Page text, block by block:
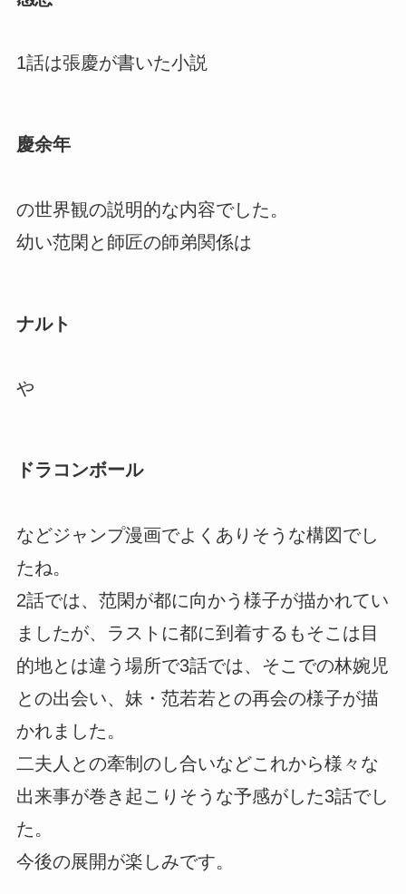
1話は張慶が書いた小説
慶余年
の世界観の説明的な内容でした。
幼い范閑と師匠の師弟関係は
ナルト
や
ドラコンボール
などジャンプ漫画でよくありそうな構図でし
たね。
2話では、范閑が都に向かう様子が描かれてい
ましたが、ラストに都に到着するもそこは目
的地とは違う場所で3話では、そこでの林婉児
との出会い、妹・范若若との再会の様子が描
かれました。
二夫人との牽制のし合いなどこれから様々な
出来事が巻き起こりそうな予感がした3話でし
た。
今後の展開が楽しみです。